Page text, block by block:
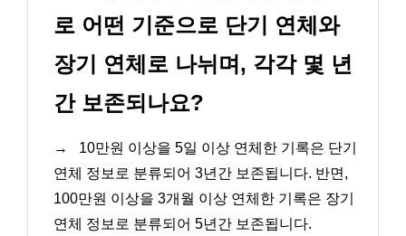
로 어떤 기준으로 단기 연체와
장기 연체로 나뉘며, 각각 몇 년
간 보존되나요?
→
10만원 이상을 5일 이상 연체한 기록은 단기
연체 정보로 분류되어 3년간 보존됩니다. 반면,
100만원 이상을 3개월 이상 연체한 기록은 장기
연체 정보로 분류되어 5년간 보존됩니다.